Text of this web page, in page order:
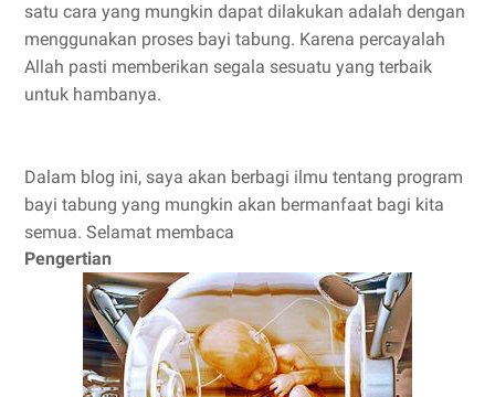
satu cara yang mungkin dapat dilakukan adalah dengan
menggunakan proses bayi tabung. Karena percayalah
Allah pasti memberikan segala sesuatu yang terbaik
untuk hambanya.
Dalam blog ini, saya akan berbagi ilmu tentang program
bayi tabung yang mungkin akan bermanfaat bagi kita
semua. Selamat membaca
Pengertian